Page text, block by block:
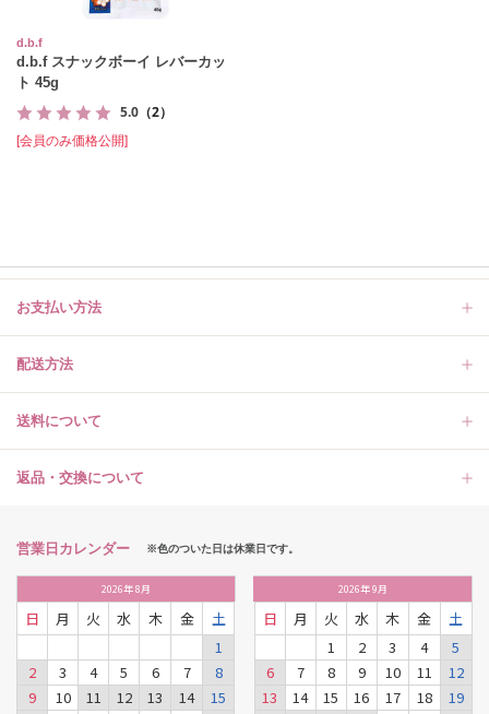
d.b.f
d.b.f スナックボーイ レバーカッ
ト 45g
5.0 （2）
[会員のみ価格公開]
お支払い方法
配送方法
送料について
返品・交換について
営業日カレンダー ※色のついた日は休業日です。
2026年8月
日 月 火 水 木 金
土
1
2
3 4 5 6 7
8
9
10 11 12 13 14
15
2026年9月
日 月 火 水 木 金
土
1
2 3 4
5
6
7 8 9 10 11
12
13
14 15 16 17 18
19